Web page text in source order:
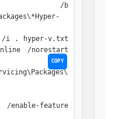
COPY
/b
i . hyper-v.txt
/norestart
feature